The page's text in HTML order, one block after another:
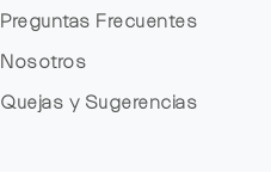
Preguntas Frecuentes
Nosotros
Quejas y Sugerencias